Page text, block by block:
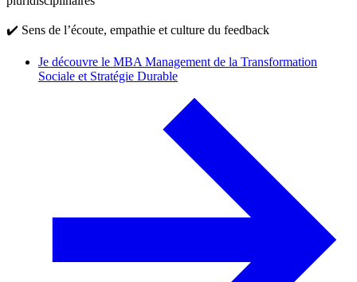
✔️ Sens de l’écoute, empathie et culture du feedback
Je découvre le MBA Management de la Transformation
Sociale et Stratégie Durable